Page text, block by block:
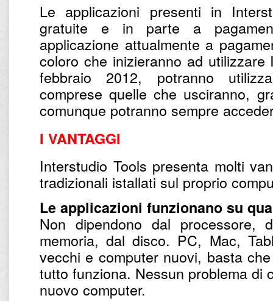
Le applicazioni presenti in
gratuite e in parte a
applicazione attualmente a
coloro che inizieranno ad
febbraio 2012, potranno
comprese quelle che usciranno,
comunque potranno sempre
I VANTAGGI
Interstudio Tools presenta molti
tradizionali istallati sul proprio
Le applicazioni funzionano su
Non dipendono dal processore,
memoria, dal disco. PC, Mac,
vecchi e computer nuovi, basta
tutto funziona. Nessun problema di
nuovo computer.